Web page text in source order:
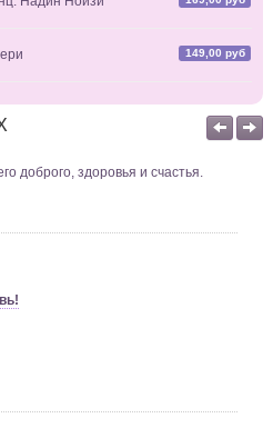
149,00 руб
доброго, здоровья и счастья.